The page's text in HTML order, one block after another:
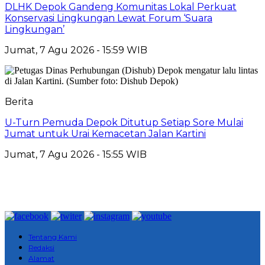
DLHK Depok Gandeng Komunitas Lokal Perkuat
Konservasi Lingkungan Lewat Forum ‘Suara
Lingkungan’
Jumat, 7 Agu 2026 - 15:59 WIB
Berita
U-Turn Pemuda Depok Ditutup Setiap Sore Mulai
Jumat untuk Urai Kemacetan Jalan Kartini
Jumat, 7 Agu 2026 - 15:55 WIB
Tentang Kami
Redaksi
Alamat